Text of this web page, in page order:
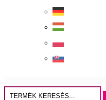
Keresés